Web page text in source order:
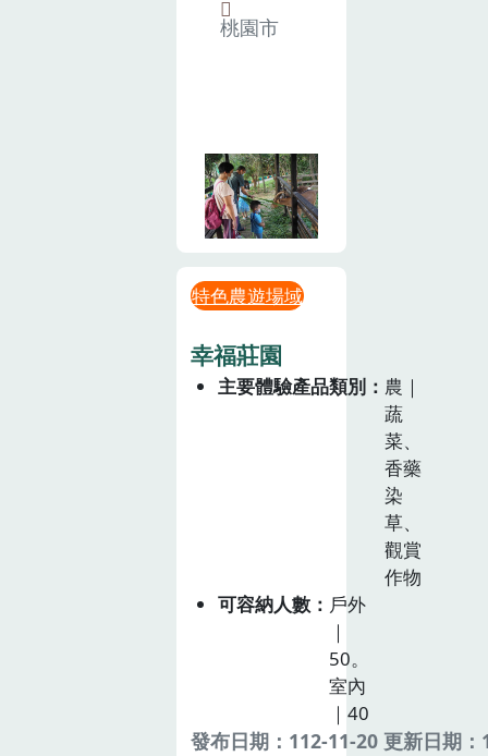
桃園市
特色農遊場域
幸福莊園
主要體驗產品類別
農｜
蔬
菜、
香藥
染
草、
觀賞
作物
可容納人數
戶外
｜
50。
室內
｜40
發布日期：112-11-20 更新日期